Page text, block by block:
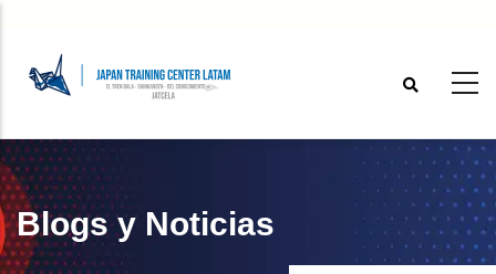
contenido
Blogs y Noticias